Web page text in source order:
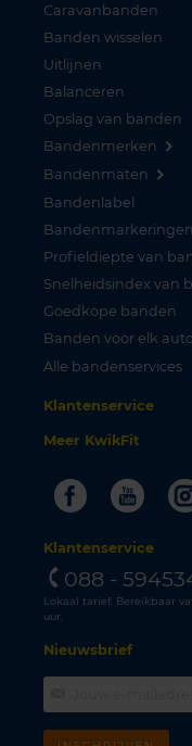
Caravanbanden
Banden wisselen
Uitlijnen
Balanceren
Opslag van banden
Bandenmerken
Bandenmaten
Bandenlabel
Bandenmarkeringen
Profieldiepte van
Snelheidsindex van
Goedkope banden
Banden voor elk
Alle bandenservices
Klantenservice
Meer KwikFit
Facebook
Klantenservice
088 -
Lokaal tarief. Bereikbaar
uur.
Nieuwsbrief